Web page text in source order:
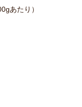
あたり）